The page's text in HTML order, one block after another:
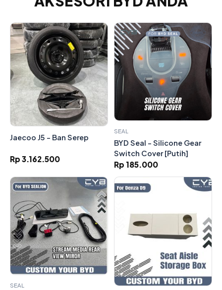
Jaecoo J5 - Ban Serep
Rp 3.162.500
SEAL
BYD Seal - Silicone Gear
Switch Cover [Putih]
Rp 185.000
SEAL